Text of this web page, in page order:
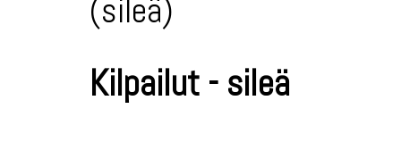
(sileä)
Kilpailut - sileä